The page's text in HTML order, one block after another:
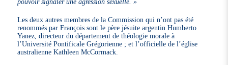
Les deux autres membres de la Commission qui n’ont pas été
renommés par François sont le père jésuite argentin Humberto
Yanez, directeur du département de théologie morale à
l’Université Pontificale Grégorienne ; et l’officielle de l’église
australienne Kathleen McCormack.